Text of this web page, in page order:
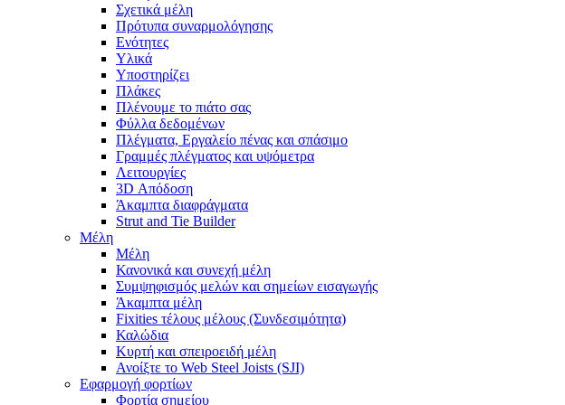
Σχετικά μέλη
Πρότυπα συναρμολόγησης
Ενότητες
Υλικά
Υποστηρίζει
Πλάκες
Πλένουμε το πιάτο σας
Φύλλα δεδομένων
Πλέγματα, Εργαλείο πένας και σπάσιμο
Γραμμές πλέγματος και υψόμετρα
Λειτουργίες
3D Απόδοση
Άκαμπτα διαφράγματα
Strut and Tie Builder
Μέλη
Μέλη
Κανονικά και συνεχή μέλη
Συμψηφισμός μελών και σημείων εισαγωγής
Άκαμπτα μέλη
Fixities τέλους μέλους (Συνδεσιμότητα)
Καλώδια
Κυρτή και σπειροειδή μέλη
Ανοίξτε το Web Steel Joists (SJI)
Εφαρμογή φορτίων
Φορτία σημείου